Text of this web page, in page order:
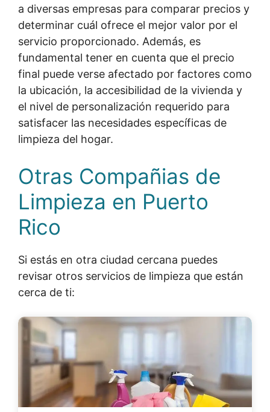
a diversas empresas para comparar precios y
determinar cuál ofrece el mejor valor por el
servicio proporcionado. Además, es
fundamental tener en cuenta que el precio
final puede verse afectado por factores como
la ubicación, la accesibilidad de la vivienda y
el nivel de personalización requerido para
satisfacer las necesidades específicas de
limpieza del hogar.
Otras Compañias de
Limpieza en Puerto
Rico
Si estás en otra ciudad cercana puedes
revisar otros servicios de limpieza que están
cerca de ti: